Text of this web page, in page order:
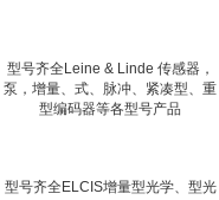
型号齐全Leine & Linde 传感器，
泵，增量、式、脉冲、紧凑型、重
型编码器等各型号产品
型号齐全ELCIS增量型光学、型光